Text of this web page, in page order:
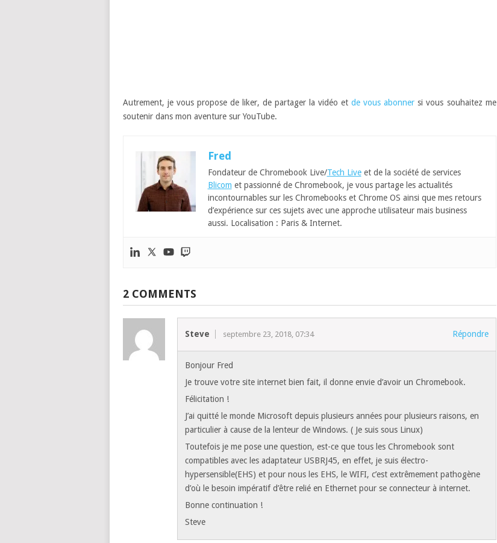
Autrement, je vous propose de liker, de partager la vidéo etde vous abonner si vous souhaitez me
soutenir dans mon aventure sur YouTube.
Fred
Fondateur de Chromebook Live/Tech Liveet de la société de services
Blicom et passionné de Chromebook, je vous partage les actualités
incontournables sur les Chromebooks et Chrome OS ainsi que mes retours
d’expérience sur ces sujets avec une approche utilisateur mais business
aussi. Localisation : Paris & Internet.
2 COMMENTS
Steve septembre 23, 2018, 07:34 Répondre
Bonjour Fred
Je trouve votre site internet bien fait, il donne envie d’avoir un Chromebook.
Félicitation !
J’ai quitté le monde Microsoft depuis plusieurs années pour plusieurs raisons, en
particulier à cause de la lenteur de Windows. ( Je suis sous Linux)
Toutefois je me pose une question, est-ce que tous les Chromebook sont
compatibles avec les adaptateur USBRJ45, en effet, je suis électro-
hypersensible(EHS) et pour nous les EHS, le WIFI, c’est extrêmement pathogène
d’où le besoin impératif d’être relié en Ethernet pour se connecteur à internet.
Bonne continuation !
Steve